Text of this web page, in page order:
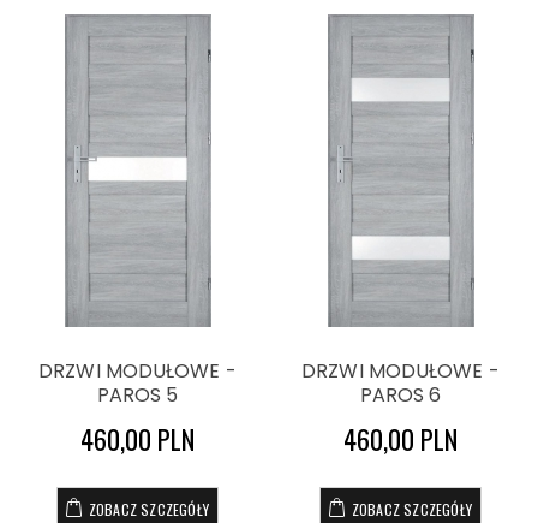
DRZWI MODUŁOWE -
PAROS 5
460,00 PLN
ZOBACZ SZCZEGÓŁY
DRZWI MODUŁOWE -
PAROS 6
460,00 PLN
ZOBACZ SZCZEGÓŁY